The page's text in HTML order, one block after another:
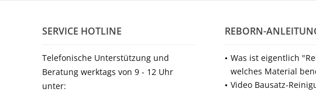
SERVICE HOTLINE
Telefonische Unterstützung und
Beratung werktags von 9 - 12 Uhr
unter:
REBORN-
Was ist eigentlich
welches Material
Video Bausatz-